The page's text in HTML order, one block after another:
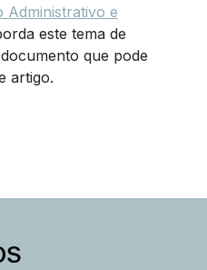
Administrativo e
este tema de
que pode
artigo.